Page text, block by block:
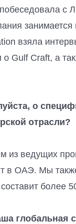
с
взяла
Gulf Craft, а
о
отрасли?
из ведущих
в ОАЭ. Мы
более
глобальная